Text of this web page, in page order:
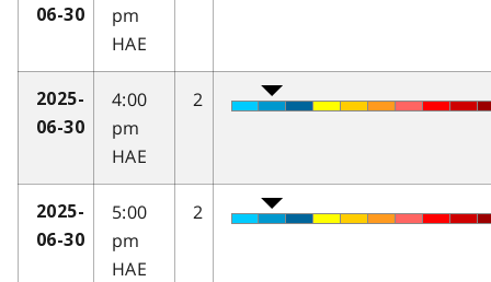
06-30
pm
HAE
2025-
06-30
4:00
pm
HAE
2
2025-
06-30
5:00
pm
HAE
2